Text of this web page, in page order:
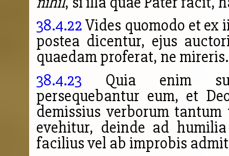
38.4.22Vides quomodo et ex
postea dicentur, ejus
quaedam proferat, ne mireris.
38.4.23 Quia enim
persequebantur eum, et
demissius verborum
evehitur, deinde ad
facilius vel ab improbis